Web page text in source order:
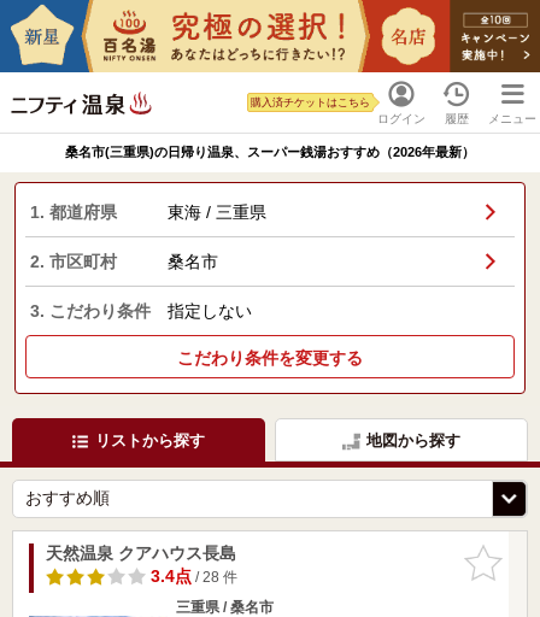
ログイン
購入済チケットはこちら
履歴 メニュー
桑名市(三重県)の日帰り温泉、スーパー銭湯おすすめ（2026年最新）
1. 都道府県 東海 / 三重県
2. 市区町村 桑名市
3. こだわり条件 指定しない
こだわり条件を変更する
リストから探す 地図から探す
お気に入
りに追加
天然温泉 クアハウス長島
3.4点/ 28 件
三重県 / 桑名市